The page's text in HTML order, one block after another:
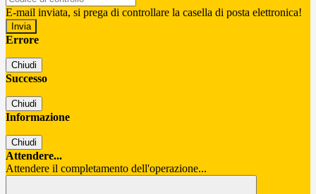
E-mail inviata, si prega di controllare la casella di posta elettronica!
Errore
Chiudi
Successo
Chiudi
Informazione
Chiudi
Attendere...
Attendere il completamento dell'operazione...